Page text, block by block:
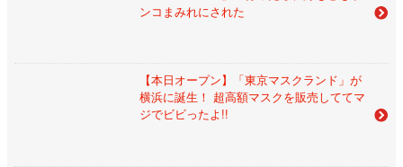
ンコまみれにされた
【本日オープン】「東京マスクランド」が
横浜に誕生！ 超高額マスクを販売しててマ
ジでビビったよ!!